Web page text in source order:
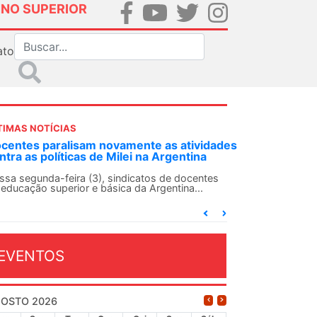
SUPERIOR
NOTÍCIAS
SN convoca docentes para Dia de
Internacionalista com Cuba em
de agosto
SN conclama suas seções sindicais e o